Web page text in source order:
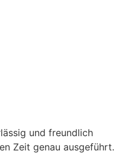
und freundlich
Zeit genau ausgeführt.